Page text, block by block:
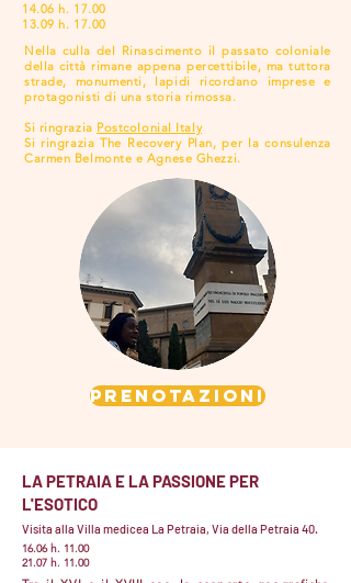
14.06 h. 17.00
13.09 h. 17.00
Nella culla del Rinascimento il passato coloniale
della città rimane appena percettibile, ma tuttora
strade, monumenti, lapidi ricordano imprese e
protagonisti di una storia rimossa.
Si ringrazia Postcolonial Italy
Si ringrazia The Recovery Plan, per la consulenza
Carmen Belmonte e Agnese Ghezzi.
PRENOTAZIONI
LA PETRAIA E LA PASSIONE PER
L'ESOTICO
Visita alla Villa medicea La Petraia, Via della Petraia 40.
16.06 h. 11.00
21.07 h. 11.00